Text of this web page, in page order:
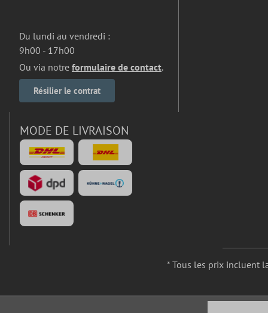
Du lundi au vendredi :
9h00 - 17h00
Ou via notre formulaire de contact.
Résilier le contrat
MODE DE LIVRAISON
* Tous les prix incluent